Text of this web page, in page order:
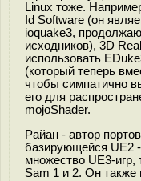
Linux тоже.
Id Software (он
ioquake3,
исходников), 3D
использовать
(который теперь
чтобы симпатично
его для
mojoShader.
Райан - автор
базирующейся UE2
множество UE3-игр,
Sam 1 и 2. Он также